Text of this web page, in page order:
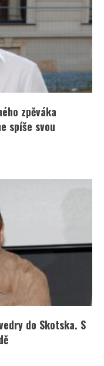
zpěváka
spíše svou
do Skotska. S